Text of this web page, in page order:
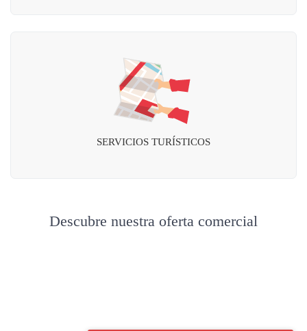
SERVICIOS TURÍSTICOS
Descubre nuestra oferta comercial